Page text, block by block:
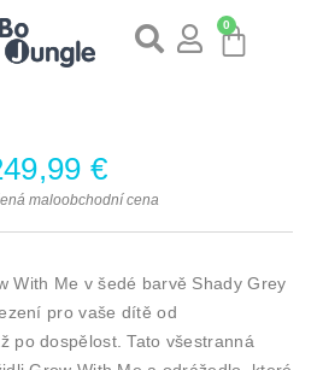
0
€
maloobchodní cena
With Me v šedé barvě Shady Grey
pro vaše dítě od
po dospělost. Tato všestranná